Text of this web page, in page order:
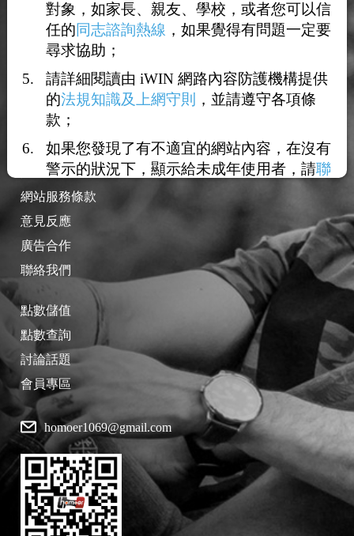
反詐騙公告
如何使用「點數」?
打賞/送花/贈咖啡
為什麼我要成為「VIP會員」?
關於「homoer」
隱私權政策
網站服務條款
意見反應
廣告合作
聯絡我們
點數儲值
點數查詢
討論話題
會員專區
homoer1069@gmail.com
對象，如家長、親友、學校，或者您可以信
任的同志諮詢熱線 ，如果覺得有問題一定要
尋求協助；
請詳細閱讀由 iWIN 網路內容防護機構提供
的法規知識及上網守則
，並請遵守各項條
款；
如果您發現了有不適宜的網站內容，在沒有
警示的狀況下，顯示給未成年使用者，請聯
絡我們，謝謝您的合作。